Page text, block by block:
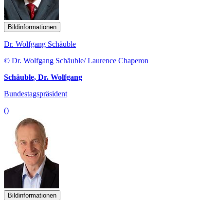
Bildinformationen
Dr. Wolfgang Schäuble
© Dr. Wolfgang Schäuble/ Laurence Chaperon
Schäuble, Dr. Wolfgang
Bundestagspräsident
()
Bildinformationen